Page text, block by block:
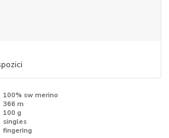
100% sw merino
366 m
100 g
singles
fingering